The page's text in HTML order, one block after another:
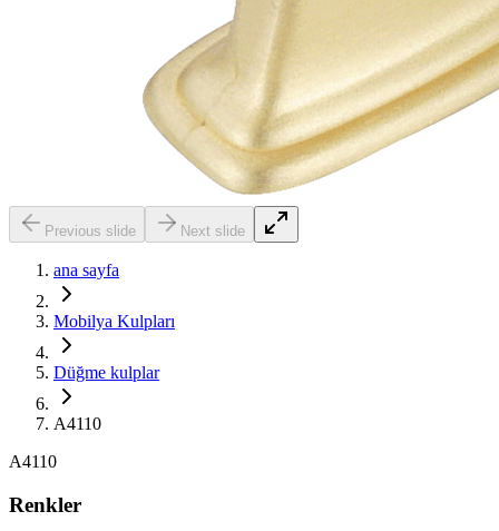
Previous slide Next slide
ana sayfa
Mobilya Kulpları
Düğme kulplar
A4110
A4110
Renkler